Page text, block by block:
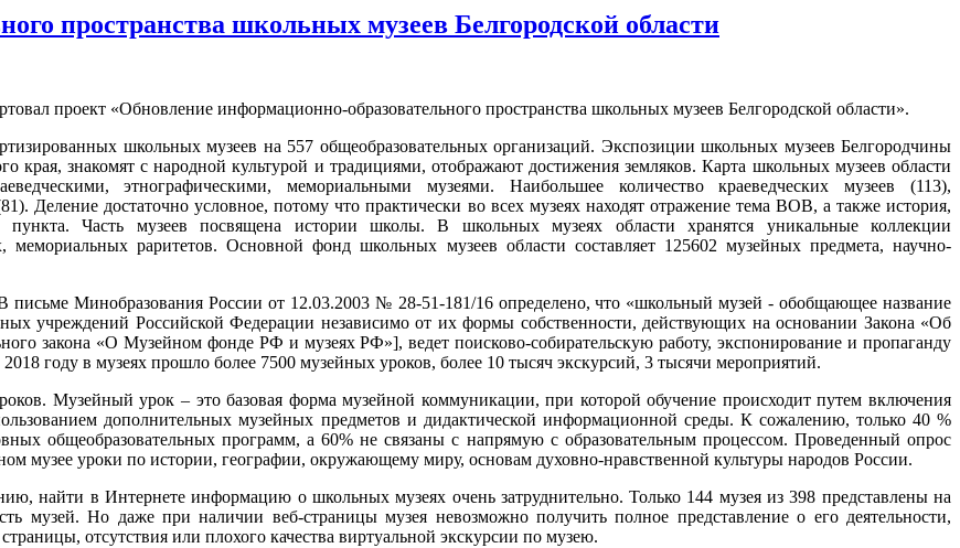
пространства школьных музеев Белгородской области
проект «Обновление информационно-образовательного пространства школьных музеев Белгородской области».
школьных музеев на 557 общеобразовательных организаций. Экспозиции школьных музеев Белгородчины
края, знакомят с народной культурой и традициями, отображают достижения земляков. Карта школьных музеев области
этнографическими, мемориальными музеями. Наибольшее количество краеведческих музеев (113),
Деление достаточно условное, потому что практически во всех музеях находят отражение тема ВОВ, а также история,
пункта. Часть музеев посвящена истории школы. В школьных музеях области хранятся уникальные коллекции
мемориальных раритетов. Основной фонд школьных музеев области составляет 125602 музейных предмета, научно-
Минобразования России от 12.03.2003 № 28-51-181/16 определено, что «школьный музей - обобщающее название
учреждений Российской Федерации независимо от их формы собственности, действующих на основании Закона «Об
закона «О Музейном фонде РФ и музеях РФ»], ведет поисково-собирательскую работу, экспонирование и пропаганду
году в музеях прошло более 7500 музейных уроков, более 10 тысяч экскурсий, 3 тысячи мероприятий.
Музейный урок – это базовая форма музейной коммуникации, при которой обучение происходит путем включения
дополнительных музейных предметов и дидактической информационной среды. К сожалению, только 40 %
общеобразовательных программ, а 60% не связаны с напрямую с образовательным процессом. Проведенный опрос
музее уроки по истории, географии, окружающему миру, основам духовно-нравственной культуры народов России.
найти в Интернете информацию о школьных музеях очень затруднительно. Только 144 музея из 398 представлены на
музей. Но даже при наличии веб-страницы музея невозможно получить полное представление о его деятельности,
отсутствия или плохого качества виртуальной экскурсии по музею.